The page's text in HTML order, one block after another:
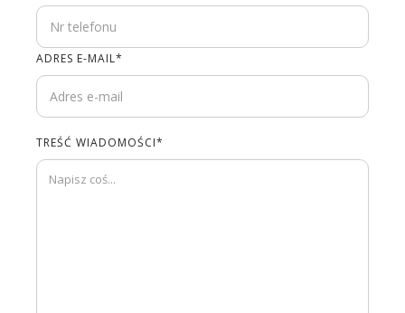
ADRES E-MAIL*
TREŚĆ WIADOMOŚCI*